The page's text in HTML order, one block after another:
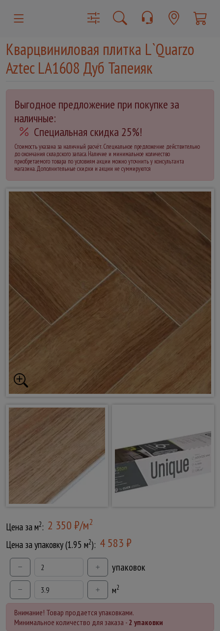
Кварцвиниловая плитка L`Quarzo
Aztec LA1608 Дуб Тапеияк
Выгодное предложение при покупке за
наличные:
Специальная скидка 25%!
Стоимость указана за наличный расчёт. Специальное предложение действительно
до окончания складского запаса. Наличие и минимальное количество
приобретаемого товара по условиям акции можно уточнить у консультанта
магазина. Дополнительные скидки и акции не суммируются
Цена за м2: 2 350 ₽/м2
Цена за упаковку (1.95 м2): 4 583 ₽
упаковок
м2
Внимание! Товар продается упаковками.
Минимальное количество для заказа - 2 упаковки